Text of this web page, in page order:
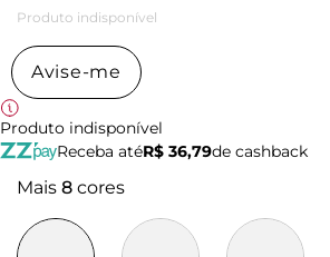
Produto indisponível
Avise-me
Produto indisponível
Receba atéR$ 36,79de cashback
Mais 8 cores